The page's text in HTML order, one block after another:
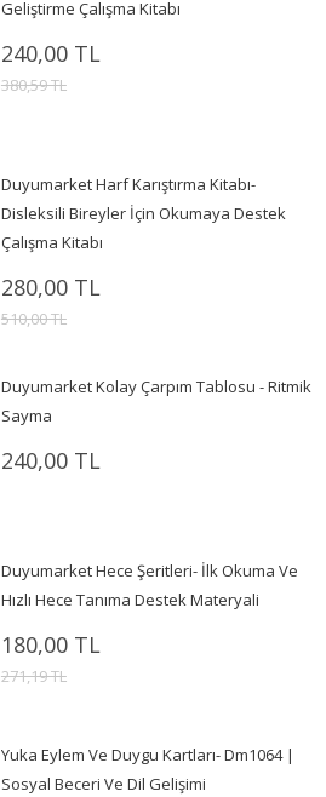
Geliştirme Çalışma Kitabı
240,00 TL
380,59 TL
Duyumarket Harf Karıştırma Kitabı-
Disleksili Bireyler İçin Okumaya Destek
Çalışma Kitabı
280,00 TL
510,00 TL
Duyumarket Kolay Çarpım Tablosu - Ritmik
Sayma
240,00 TL
Duyumarket Hece Şeritleri- İlk Okuma Ve
Hızlı Hece Tanıma Destek Materyali
180,00 TL
271,19 TL
Yuka Eylem Ve Duygu Kartları- Dm1064 |
Sosyal Beceri Ve Dil Gelişimi